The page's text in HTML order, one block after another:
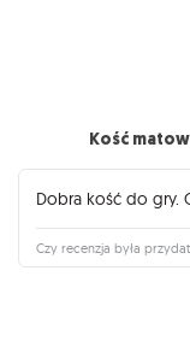
Kość
Dobra kość do gry.
Czy recenzja była